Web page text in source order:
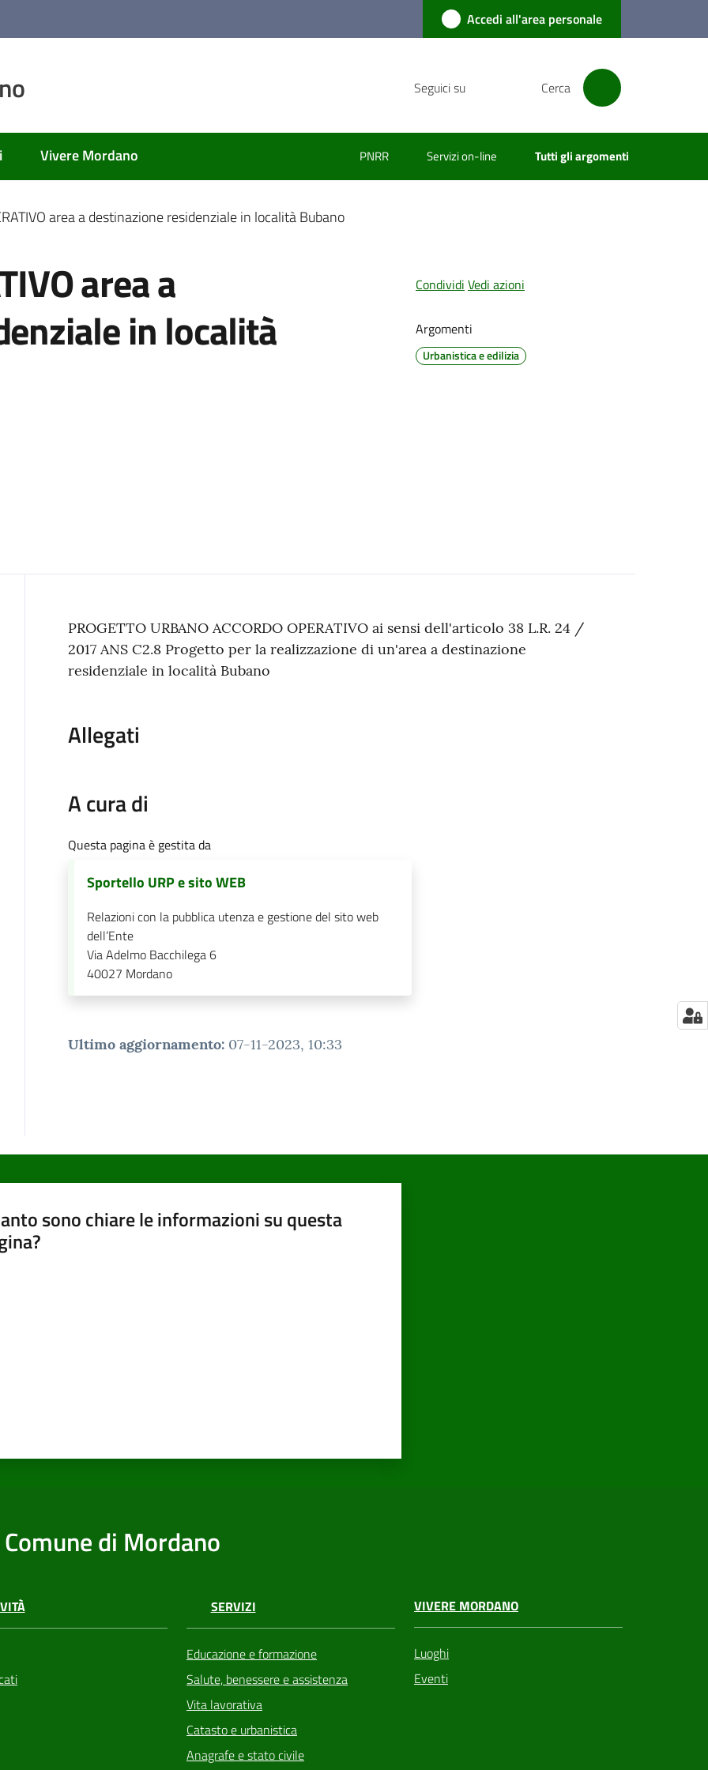
Accedi all'area personale
Seguici su Cerca
Vivere Mordano PNRR Servizi on-line Tutti gli argomenti
area a destinazione residenziale in località Bubano
area a
in località
Condividi Vedi azioni
Argomenti
Urbanistica e edilizia
Contenuto
PROGETTO URBANO ACCORDO OPERATIVO ai sensi dell'articolo 38 L.R. 24 /
2017 ANS C2.8 Progetto per la realizzazione di un'area a destinazione
residenziale in località Bubano
Allegati
A cura di
Questa pagina è gestita da
Sportello URP e sito WEB
Relazioni con la pubblica utenza e gestione del sito web
dell’Ente
Via Adelmo Bacchilega 6
40027 Mordano
Ultimo aggiornamento: 07-11-2023, 10:33
sono chiare le informazioni su questa
Comune di Mordano
SERVIZI
Educazione e formazione
Salute, benessere e assistenza
Vita lavorativa
Catasto e urbanistica
Anagrafe e stato civile
VIVERE MORDANO
Luoghi
Eventi